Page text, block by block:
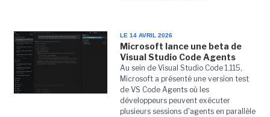
LE 14 AVRIL 2026
Microsoft lance une beta de
Visual Studio Code Agents
Au sein de Visual Studio Code 1.115,
Microsoft a présenté une version test
de VS Code Agents où les
développeurs peuvent exécuter
plusieurs sessions d'agents en parallèle